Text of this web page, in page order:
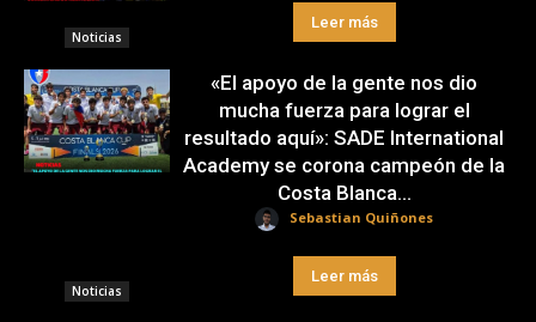
Noticias
Leer más
Noticias
«El apoyo de la gente nos dio
mucha fuerza para lograr el
resultado aquí»: SADE International
Academy se corona campeón de la
Costa Blanca...
Sebastian Quiñones
Leer más